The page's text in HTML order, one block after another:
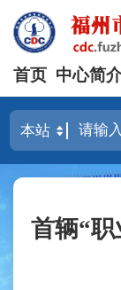
首页 中心简
首辆“职